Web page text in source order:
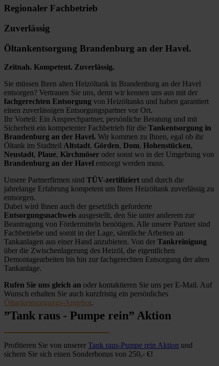
Regionaler Fachbetrieb
Zuverlässig
Öltankentsorgung Brandenburg an der Havel.
Zeitnah. Kompetent. Zuverlässig.
Sie müssen Ihren alten Heizöltank in Brandenburg an der Havel
entsorgen? Vertrauen Sie uns, denn wir kennen uns aus mit der
fachgerechten Entsorgung von Heizöltanks und haben garantiert
einen zuverlässigen Entsorgungspartner vor Ort.
Ihr Vorteil: Ein Ansprechpartner, persönliche Beratung und mit
Sicherheit ein kompetenter Fachbetrieb für die Tankentsorgung in
Brandenburg an der Havel. Wir kommen zu Ihnen, egal ob ihr
Öltank im Stadtteil Altstadt, Görden, Dom, Hohenstücken,
Neustadt, Plaue, Kirchmöser oder sonst wo in der Umgebung von
Brandenburg an der Havel entsorgt werden muss.
Unsere Partnerfirmen sind TÜV-zertifiziert und durch die
jahrelange Erfahrung kompetent um Ihren Heizöltank zuverlässig zu
entsorgen.
Dabei wird Ihnen auch der gesetzlich geforderte
Entsorgungsnachweis ausgestellt, den Sie unter anderem zur
Beantragung von Fördermitteln benötigen. Alle unsere Partner sind
Fachbetriebe und somit in der Lage, sämtliche Arbeiten an
Tankanlagen aus einer Hand anzubieten. Von der Tankreinigung
über die Zwischenlagerung des Heizöl, die eigentlichen
Demontagearbeiten bis hin zur fachgerechten Entsorgung der alten
Tankanlage.
Rufen Sie uns gleich an oder kontaktieren Sie uns per E-Mail. Auf
Wunsch erhalten Sie auch kurzfristig ein persönliches
Öltankentsorgungs-Angebot.
”Tank raus - Pumpe rein” Aktion
Profitieren Sie von unserer Tank raus-Pumpe rein Aktion und
sichern Sie sich einen Sonderbonus von 250,- €!